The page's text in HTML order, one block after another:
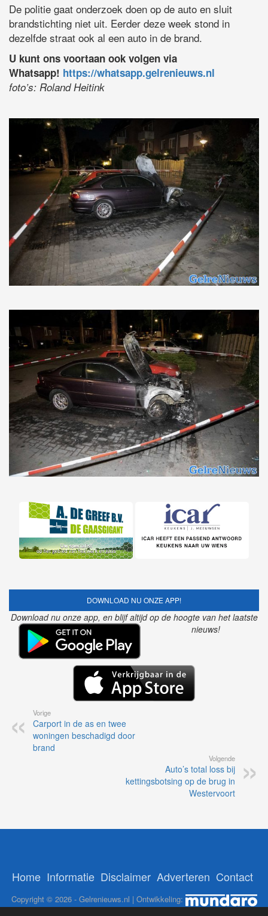
De politie gaat onderzoek doen op de auto en sluit
brandstichting niet uit. Eerder deze week stond in
dezelfde straat ook al een auto in de brand.
U kunt ons voortaan ook volgen via
Whatsapp! https://whatsapp.gelrenieuws.nl
foto’s: Roland Heitink
DOWNLOAD NU ONZE APP!
Download nu onze app, en blijf altijd op de hoogte van het laatste
nieuws!
Vorige
Carport in de as en twee
woningen beschadigd door
brand
Volgende
Auto’s total loss bij
kettingsbotsing op de brug in
Westervoort
Home Informatie Disclaimer Adverteren Contact
Copyright © 2026 - Gelrenieuws.nl | Ontwikkeling: